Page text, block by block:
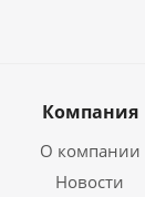
Компания
О компании
Новости